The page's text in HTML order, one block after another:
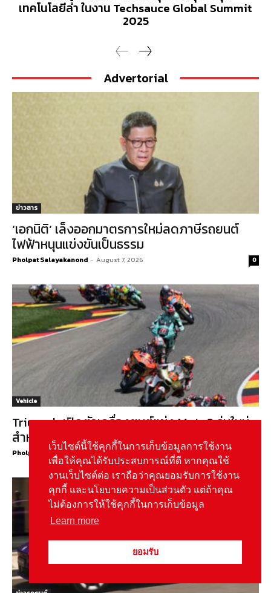
เทคโนโลยีล้ำ ในงาน Techsauce Global Summit
2025
Advertorial
ข่าวสาร
‘เอกนิติ’ เล็งออกมาตรการใหม่ลดภาษีรถยนต์
ไฟฟ้าหนุนแข่งขันเป็นธรรม
Pholpat Salayakanond - August 7, 2026 0
Vehicle
Triumph เปิดตัวเครื่องยนต์แข่ง Moto2 รุ่นใหม่
สำหรับฤดูกาล 2027
Pholpat Salayakanond - August 7, 2026
เว็บไซต์นี้ใช้คุกกี้ในการเก็บข้อมูลการใช้งาน
เพื่อให้คุณได้รับประสบการณ์ที่ดี หากคุณใช้
งานเว็บไซต์ต่อ เราถือว่าคุณยอมรับการใช้งาน
คุกกี้ และนโยบายความเป็นส่วนตัว แต่ถ้าคุณ
ไม่ต้องการให้ใช้คุกกี้ในการเก็บข้อมูล
Learn more
ยอมรับ